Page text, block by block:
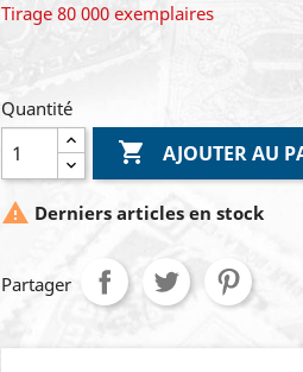
Tirage 80 000 exemplaires
Quantité
 AJOUTER AU
 Derniers articles en stock
Partager